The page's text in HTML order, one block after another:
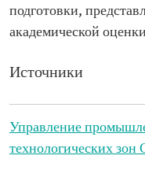
подготовки,
академической
Источники
Управление
технологических